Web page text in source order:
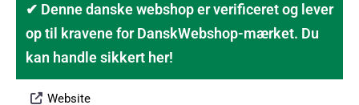
✔ Denne danske webshop er verificeret og lever
op til kravene for DanskWebshop-mærket. Du
kan handle sikkert her!
Website